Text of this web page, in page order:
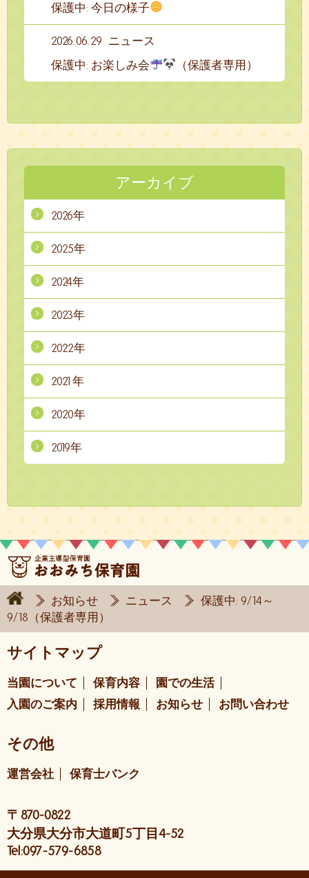
保護中: 今日の様子
2026.06.29
ニュース
保護中: お楽しみ会
（保護者専用）
アーカイブ
2026年
2025年
2024年
2023年
2022年
2021年
2020年
2019年
お知らせ ニュース
保護中: 9/14～
9/18（保護者専用）
サイトマップ
当園について 保育内容
園での生活
入園のご案内
採用情報 お知らせ お問い合わせ
その他
運営会社 保育士バンク
〒870-0822
大分県大分市大道町5丁目4-52
Tel:097-579-6858